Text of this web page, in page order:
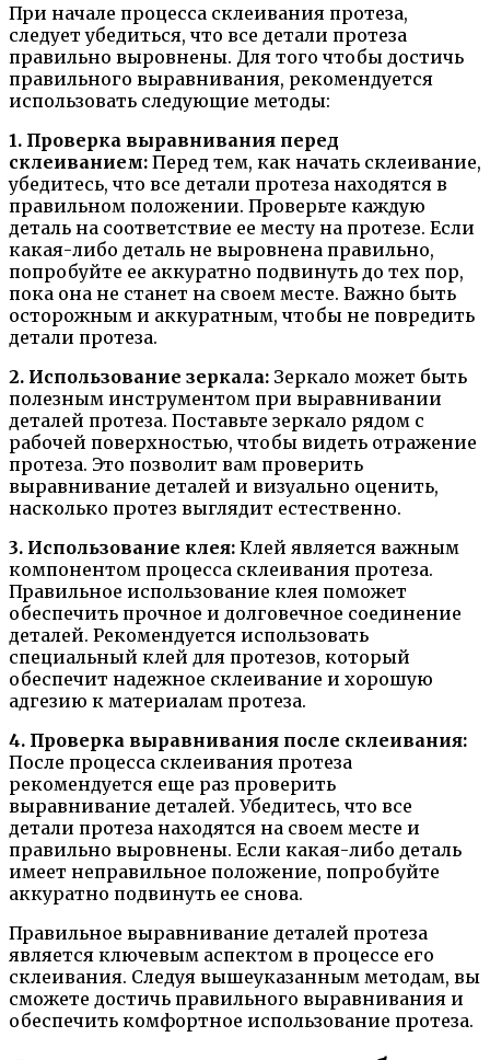
При начале процесса склеивания протеза,
следует убедиться, что все детали протеза
правильно выровнены. Для того чтобы достичь
правильного выравнивания, рекомендуется
использовать следующие методы:
1. Проверка выравнивания перед
склеиванием: Перед тем, как начать склеивание,
убедитесь, что все детали протеза находятся в
правильном положении. Проверьте каждую
деталь на соответствие ее месту на протезе. Если
какая-либо деталь не выровнена правильно,
попробуйте ее аккуратно подвинуть до тех пор,
пока она не станет на своем месте. Важно быть
осторожным и аккуратным, чтобы не повредить
детали протеза.
2. Использование зеркала: Зеркало может быть
полезным инструментом при выравнивании
деталей протеза. Поставьте зеркало рядом с
рабочей поверхностью, чтобы видеть отражение
протеза. Это позволит вам проверить
выравнивание деталей и визуально оценить,
насколько протез выглядит естественно.
3. Использование клея: Клей является важным
компонентом процесса склеивания протеза.
Правильное использование клея поможет
обеспечить прочное и долговечное соединение
деталей. Рекомендуется использовать
специальный клей для протезов, который
обеспечит надежное склеивание и хорошую
адгезию к материалам протеза.
4. Проверка выравнивания после склеивания:
После процесса склеивания протеза
рекомендуется еще раз проверить
выравнивание деталей. Убедитесь, что все
детали протеза находятся на своем месте и
правильно выровнены. Если какая-либо деталь
имеет неправильное положение, попробуйте
аккуратно подвинуть ее снова.
Правильное выравнивание деталей протеза
является ключевым аспектом в процессе его
склеивания. Следуя вышеуказанным методам, вы
сможете достичь правильного выравнивания и
обеспечить комфортное использование протеза.